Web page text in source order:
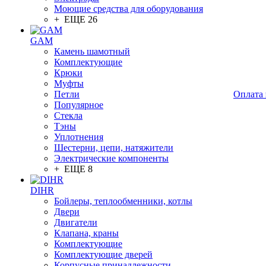
Моющие средства для оборудования
+ ЕЩЕ 26
GAM
Камень шамотный
Комплектующие
Крюки
Муфты
Петли
Популярное
Стекла
Тэны
Уплотнения
Шестерни, цепи, натяжители
Электрические компоненты
+ ЕЩЕ 8
DIHR
Бойлеры, теплообменники, котлы
Двери
Двигатели
Клапана, краны
Комплектующие
Комплектующие дверей
Оплата